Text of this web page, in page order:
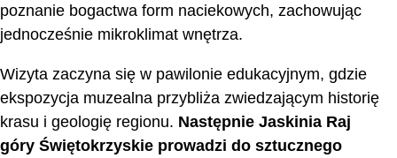
poznanie bogactwa form naciekowych, zachowując
jednocześnie mikroklimat wnętrza.
Wizyta zaczyna się w pawilonie edukacyjnym, gdzie
ekspozycja muzealna przybliża zwiedzającym historię
krasu i geologię regionu. Następnie Jaskinia Raj
góry Świętokrzyskie prowadzi do sztucznego